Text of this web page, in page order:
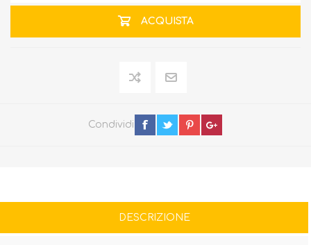
ACQUISTA
Condividi
DESCRIZIONE